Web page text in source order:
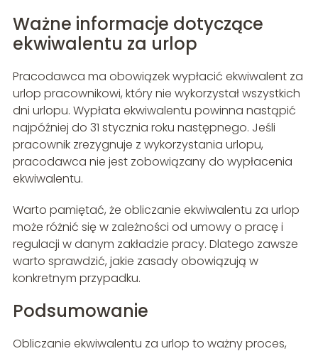
Ważne informacje dotyczące
ekwiwalentu za urlop
Pracodawca ma obowiązek wypłacić ekwiwalent za
urlop pracownikowi, który nie wykorzystał wszystkich
dni urlopu. Wypłata ekwiwalentu powinna nastąpić
najpóźniej do 31 stycznia roku następnego. Jeśli
pracownik zrezygnuje z wykorzystania urlopu,
pracodawca nie jest zobowiązany do wypłacenia
ekwiwalentu.
Warto pamiętać, że obliczanie ekwiwalentu za urlop
może różnić się w zależności od umowy o pracę i
regulacji w danym zakładzie pracy. Dlatego zawsze
warto sprawdzić, jakie zasady obowiązują w
konkretnym przypadku.
Podsumowanie
Obliczanie ekwiwalentu za urlop to ważny proces,